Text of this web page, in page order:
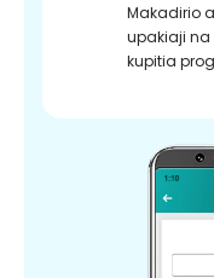
Makadirio
upakiaji
kupitia